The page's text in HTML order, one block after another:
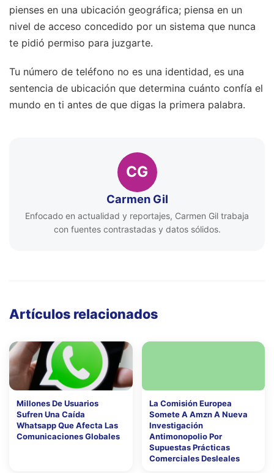
pienses en una ubicación geográfica; piensa en un
nivel de acceso concedido por un sistema que nunca
te pidió permiso para juzgarte.
Tu número de teléfono no es una identidad, es una
sentencia de ubicación que determina cuánto confía el
mundo en ti antes de que digas la primera palabra.
CG
Carmen Gil
Enfocado en actualidad y reportajes, Carmen Gil trabaja
con fuentes contrastadas y datos sólidos.
Artículos relacionados
Millones De Usuarios
Sufren Una Caída
Whatsapp Que Afecta Las
Comunicaciones Globales
La Comisión Europea
Somete A Amzn A Nueva
Investigación
Antimonopolio Por
Supuestas Prácticas
Comerciales Desleales